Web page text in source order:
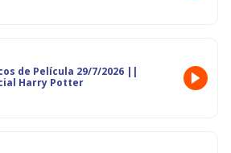
de Película 29/7/2026 ||
Harry Potter